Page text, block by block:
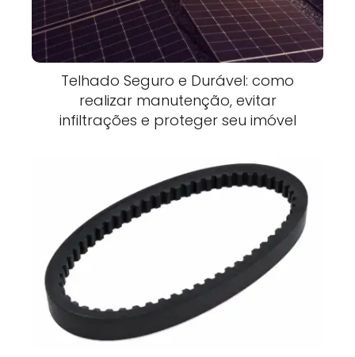
Telhado Seguro e Durável: como
realizar manutenção, evitar
infiltrações e proteger seu imóvel